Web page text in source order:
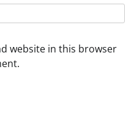
website in this browser